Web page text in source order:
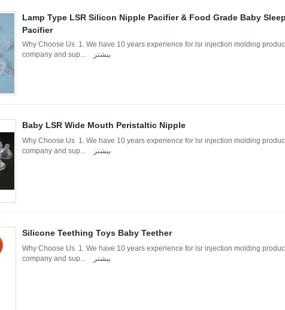
Lamp Type LSR Silicon Nipple Pacifier & Food Grade Baby
Pacifier
Why Choose Us 1. We have 10 years experience for lsr injection molding
company and sup...
بیشتر
Baby LSR Wide Mouth Peristaltic Nipple
Why Choose Us 1. We have 10 years experience for lsr injection molding
company and sup...
بیشتر
Silicone Teething Toys Baby Teether
Why Choose Us 1. We have 10 years experience for lsr injection molding
company and sup...
بیشتر